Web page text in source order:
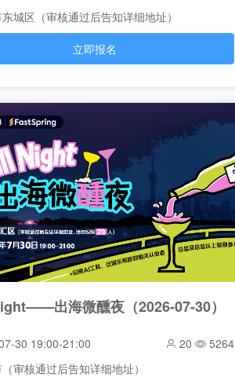
城区（审核通过后告知详细地址）
立即报名
出海微醺夜（2026-07-30）
30 19:00-21:00 20
5264
审核通过后告知详细地址）